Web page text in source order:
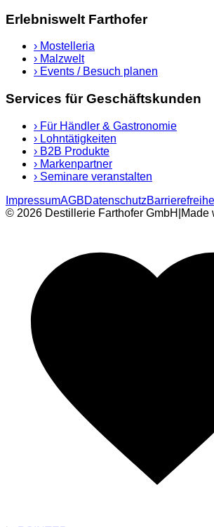
Erlebniswelt Farthofer
› Mostelleria
› Malzwelt
› Events / Besuch planen
Services für Geschäftskunden
› Für Händler & Gastronomie
› Lohntätigkeiten
› B2B Produkte
› Markenpartner
› Seminare veranstalten
ImpressumAGBDatenschutz
© 2026 Destillerie Farthofer GmbH Made